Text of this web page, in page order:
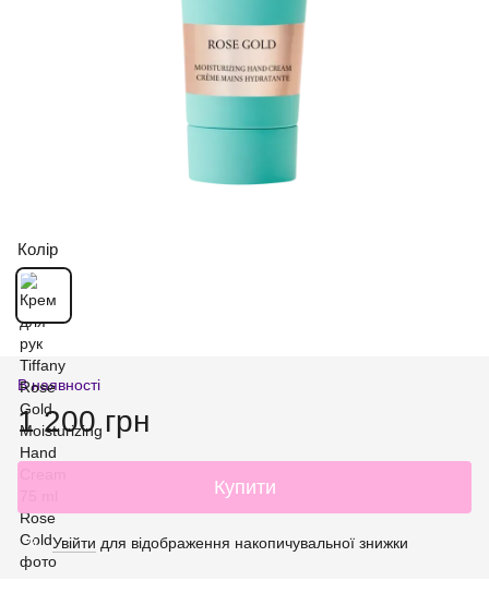
Колір
В наявності
1 200 грн
Купити
% Увійти для відображення накопичувальної знижки